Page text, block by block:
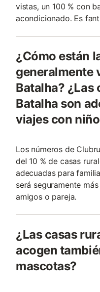
vistas, un 100 % con
acondicionado. Es
¿Cómo están
generalmente
Batalha? ¿Las
Batalha son
viajes con
Los números de
del 10 % de casas
adecuadas para
será seguramente
amigos o pareja.
¿Las casas
acogen
mascotas?